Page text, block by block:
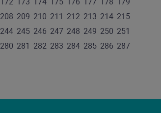
208 209 210 211 212 213 214 215
244 245 246 247 248 249 250 251
280 281 282 283 284 285 286 287